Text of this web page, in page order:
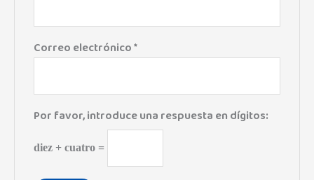
Correo electrónico*
Por favor, introduce una respuesta en dígitos:
diez + cuatro =